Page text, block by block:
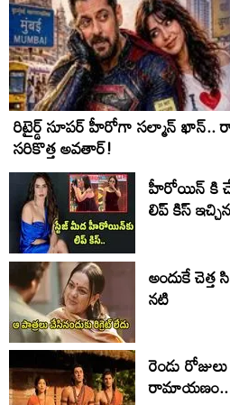
రిటైర్డ్ సూపర్ హీరోగా సల్మాన్ ఖాన్..
సరికొత్త అవతార్!
హీరోయిన్ కి
లిప్ కిస్
అందుకే
నటి
రెండు రోజులు
రామాయణం..